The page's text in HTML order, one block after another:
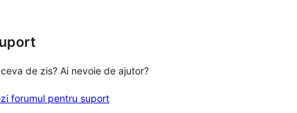
de zis? Ai nevoie de ajutor?
forumul pentru suport